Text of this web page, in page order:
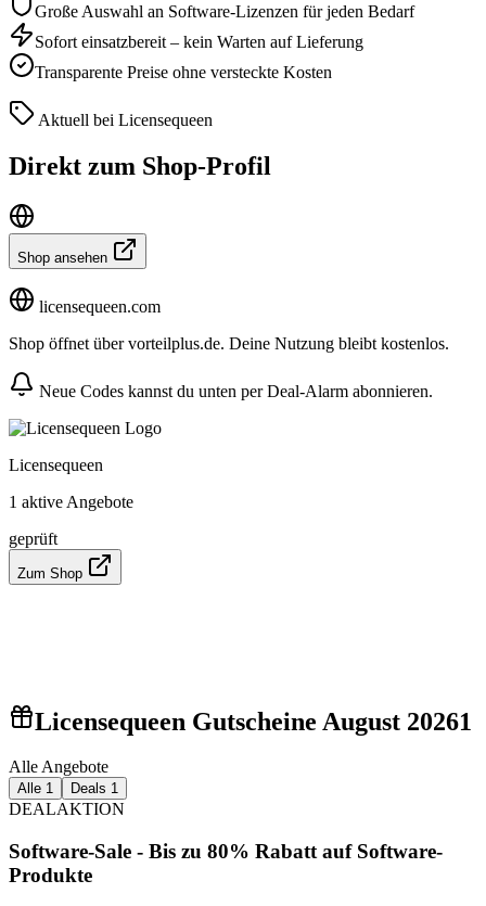
Große Auswahl an Software-Lizenzen für jeden Bedarf
Sofort einsatzbereit – kein Warten auf Lieferung
Transparente Preise ohne versteckte Kosten
Aktuell bei Licensequeen
Direkt zum Shop-Profil
Shop ansehen
licensequeen.com
Shop öffnet über vorteilplus.de. Deine Nutzung bleibt kostenlos.
Neue Codes kannst du unten per Deal-Alarm abonnieren.
Licensequeen
1 aktive Angebote
geprüft
Zum Shop
Licensequeen Gutscheine August 20261
Alle Angebote
Alle 1 Deals 1
DEALAKTION
Software-Sale - Bis zu 80% Rabatt auf Software-
Produkte